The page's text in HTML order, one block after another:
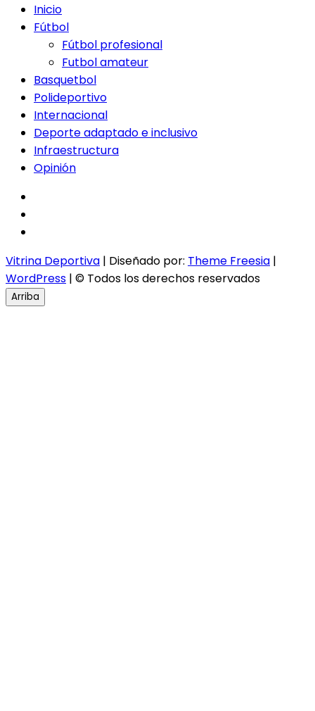
Inicio
Fútbol
Fútbol profesional
Futbol amateur
Basquetbol
Polideportivo
Internacional
Deporte adaptado e inclusivo
Infraestructura
Opinión
Vitrina Deportiva | Diseñado por: Theme Freesia |
WordPress | © Todos los derechos reservados
Arriba